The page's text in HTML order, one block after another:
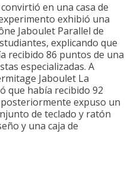
en una casa de
exhibió una
Jaboulet Parallel de
explicando que
recibido 86 puntos de una
especializadas. A
Jaboulet La
que había recibido 92
expuso un
de teclado y ratón
y una caja de